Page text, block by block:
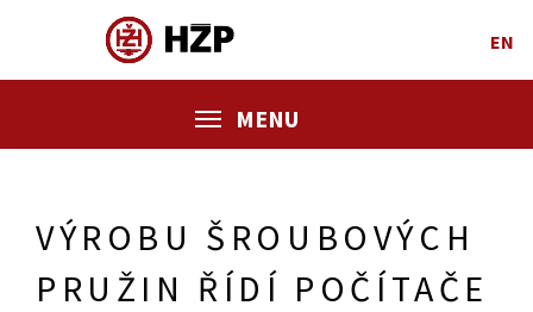
EN
MENU
VÝROBU ŠROUBOVÝCH
PRUŽIN ŘÍDÍ POČÍTAČE